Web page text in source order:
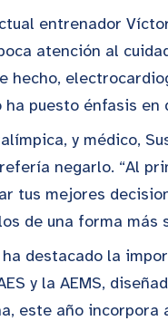
entrenador
atención al
hecho,
ha puesto énfasis
y médico,
negarlo. “Al
tus mejores
de una forma más
destacado la
y la AEMS,
este año